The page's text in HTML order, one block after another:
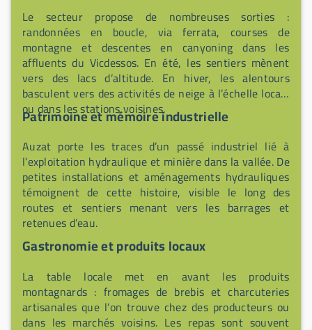
Le secteur propose de nombreuses sorties :
randonnées en boucle, via ferrata, courses de
montagne et descentes en canyoning dans les
affluents du Vicdessos. En été, les sentiers mènent
vers des lacs d’altitude. En hiver, les alentours
basculent vers des activités de neige à l’échelle locale
ou dans les stations voisines.
Patrimoine et mémoire industrielle
Auzat porte les traces d’un passé industriel lié à
l’exploitation hydraulique et minière dans la vallée. De
petites installations et aménagements hydrauliques
témoignent de cette histoire, visible le long des
routes et sentiers menant vers les barrages et
retenues d’eau.
Gastronomie et produits locaux
La table locale met en avant les produits
montagnards : fromages de brebis et charcuteries
artisanales que l’on trouve chez des producteurs ou
dans les marchés voisins. Les repas sont souvent